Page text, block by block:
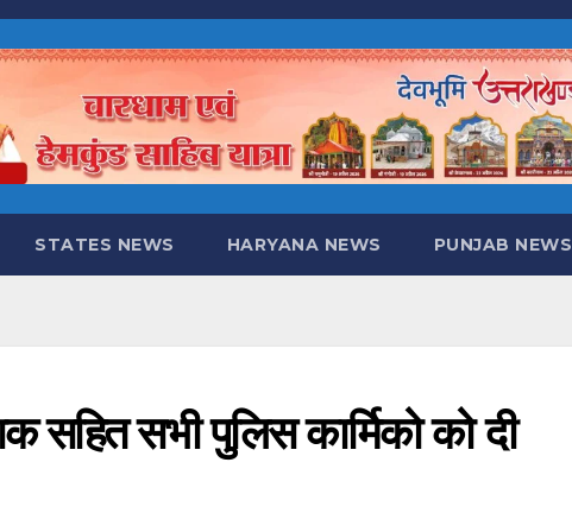
STATES NEWS HARYANA NEWS PUNJAB NEWS
सहित सभी पुलिस कार्मिको को दी